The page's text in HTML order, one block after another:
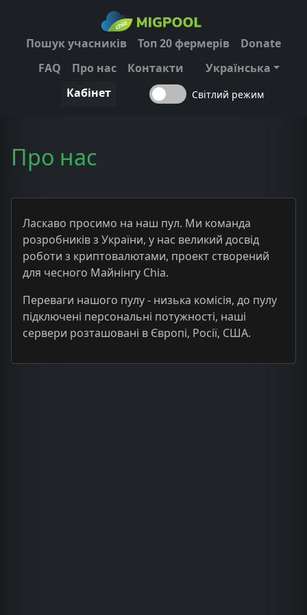
Пошук учасників Топ 20 фермерів
Donate
FAQ
Про нас Контакти
Українська
Кабінет
Світлий режим
Про нас
Ласкаво просимо на наш пул. Ми команда
розробників з України, у нас великий досвід
роботи з криптовалютами, проект створений
для чесного Майнінгу Chia.
Переваги нашого пулу - низька комісія, до пулу
підключені персональні потужності, наші
сервери розташовані в Європі, Росії, США.